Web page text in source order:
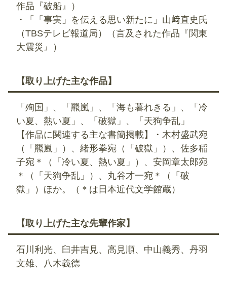
作品『破船』）
・「「事実」を伝える思い新たに」山﨑直史氏
（TBSテレビ報道局）（言及された作品『関東
大震災』）
【取り上げた主な作品】
「殉国」、「羆嵐」、「海も暮れきる」、「冷
い夏、熱い夏」、「破獄」、「天狗争乱」
【作品に関連する主な書簡掲載】・木村盛武宛
（「羆嵐」）、緒形拳宛（「破獄」）、佐多稲
子宛＊（「冷い夏、熱い夏」）、安岡章太郎宛
＊（「天狗争乱」）、丸谷才一宛＊（「破
獄」）ほか。（＊は日本近代文学館蔵）
【取り上げた主な先輩作家】
石川利光、臼井吉見、高見順、中山義秀、丹羽
文雄、八木義德